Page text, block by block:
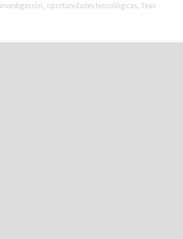
investigación, oportunidades tecnológicas, Tesis